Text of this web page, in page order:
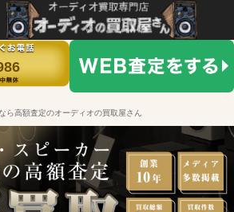
ら高額査定のオーディオの買取屋さん